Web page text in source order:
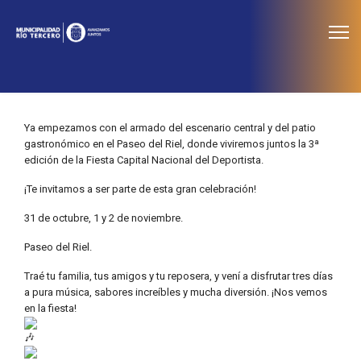
Ya empezamos con el armado del escenario central y del patio
gastronómico en el Paseo del Riel, donde viviremos juntos la 3ª
edición de la Fiesta Capital Nacional del Deportista.
¡Te invitamos a ser parte de esta gran celebración!
31 de octubre, 1 y 2 de noviembre.
Paseo del Riel.
Traé tu familia, tus amigos y tu reposera, y vení a disfrutar tres días
a pura música, sabores increíbles y mucha diversión. ¡Nos vemos
en la fiesta!